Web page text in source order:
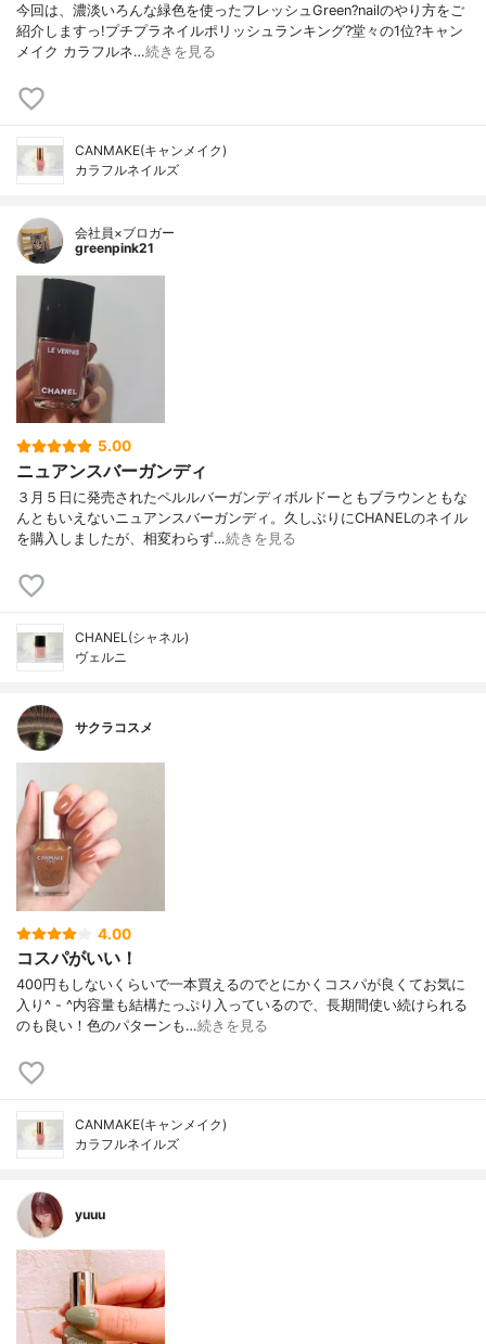
今回は、濃淡いろんな緑色を使ったフレッシュGreen?nailのやり方をご
紹介しますっ!プチプラネイルポリッシュランキング?堂々の1位?キャン
メイク カラフルネ…続きを見る
CANMAKE(キャンメイク)
カラフルネイルズ
会社員×ブロガー
greenpink21
5.00
ニュアンスバーガンディ
３月５日に発売されたペルルバーガンディボルドーともブラウンともな
んともいえないニュアンスバーガンディ。久しぶりにCHANELのネイル
を購入しましたが、相変わらず…続きを見る
CHANEL(シャネル)
ヴェルニ
サクラコスメ
4.00
コスパがいい！
400円もしないくらいで一本買えるのでとにかくコスパが良くてお気に
入り^ - ^内容量も結構たっぷり入っているので、長期間使い続けられる
のも良い！色のパターンも…続きを見る
CANMAKE(キャンメイク)
カラフルネイルズ
yuuu